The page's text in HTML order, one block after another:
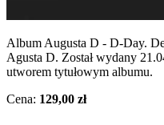
Album Augusta D - D-Day.
Agusta D. Został wydany
utworem tytułowym albumu.
Cena: 129,00 zł